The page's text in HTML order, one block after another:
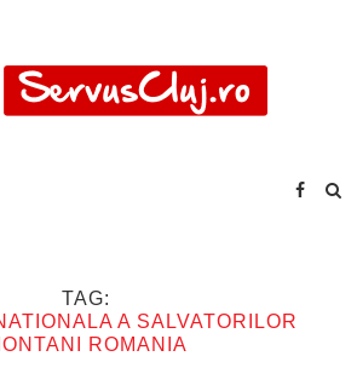
TAG:
A SALVATORILOR
ROMANIA